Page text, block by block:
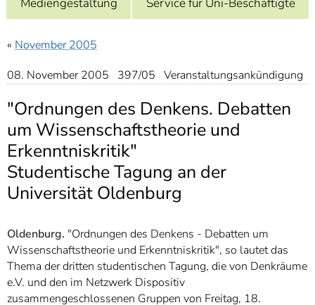
7]
Informationen zur
« November 2005
08. November 2005 397/05 Veranstaltungsankündigung
"Ordnungen des Denkens. Debatten
um Wissenschaftstheorie und
Erkenntniskritik"
Studentische Tagung an der
Universität Oldenburg
Oldenburg. "Ordnungen des Denkens - Debatten um
Wissenschaftstheorie und Erkenntniskritik", so lautet das
Thema der dritten studentischen Tagung, die von Denkräume
e.V. und den im Netzwerk Dispositiv
zusammengeschlossenen Gruppen von Freitag, 18.